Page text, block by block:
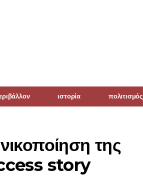
ιστορία πολιτισμός
της
story